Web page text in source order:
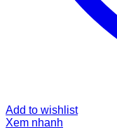
Add to wishlist
Xem nhanh